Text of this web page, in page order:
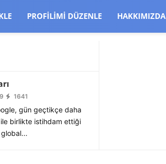
PROFILIMI DÜZENLE HAKKIMIZDA
1641
gün geçtikçe daha
birlikte istihdam ettiği
global...